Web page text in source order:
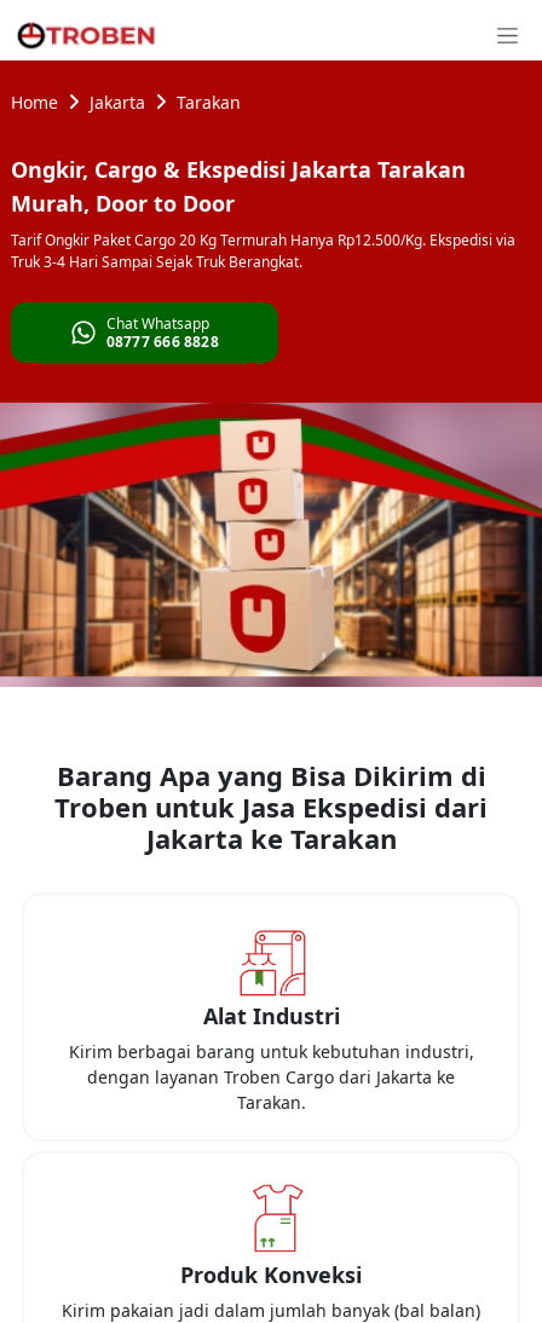
Home Jakarta Tarakan
Ongkir, Cargo & Ekspedisi Jakarta Tarakan
Murah, Door to Door
Tarif Ongkir Paket Cargo 20 Kg Termurah Hanya Rp12.500/Kg. Ekspedisi via
Truk 3-4 Hari Sampai Sejak Truk Berangkat.
Chat Whatsapp
08777 666 8828
Barang Apa yang Bisa Dikirim di
Troben untuk Jasa Ekspedisi dari
Jakarta ke Tarakan
Alat Industri
Kirim berbagai barang untuk kebutuhan industri,
dengan layanan Troben Cargo dari Jakarta ke
Tarakan.
Produk Konveksi
Kirim pakaian jadi dalam jumlah banyak (bal balan)